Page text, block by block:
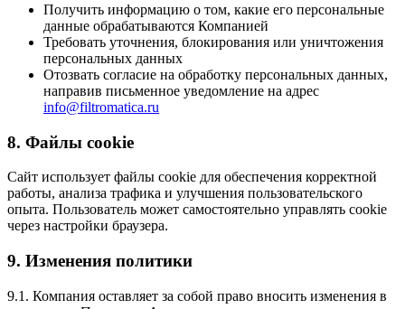
Получить информацию о том, какие его персональные
данные обрабатываются Компанией
Требовать уточнения, блокирования или уничтожения
персональных данных
Отозвать согласие на обработку персональных данных,
направив письменное уведомление на адрес
info@filtromatica.ru
8. Файлы cookie
Сайт использует файлы cookie для обеспечения корректной
работы, анализа трафика и улучшения пользовательского
опыта. Пользователь может самостоятельно управлять cookie
через настройки браузера.
9. Изменения политики
9.1. Компания оставляет за собой право вносить изменения в